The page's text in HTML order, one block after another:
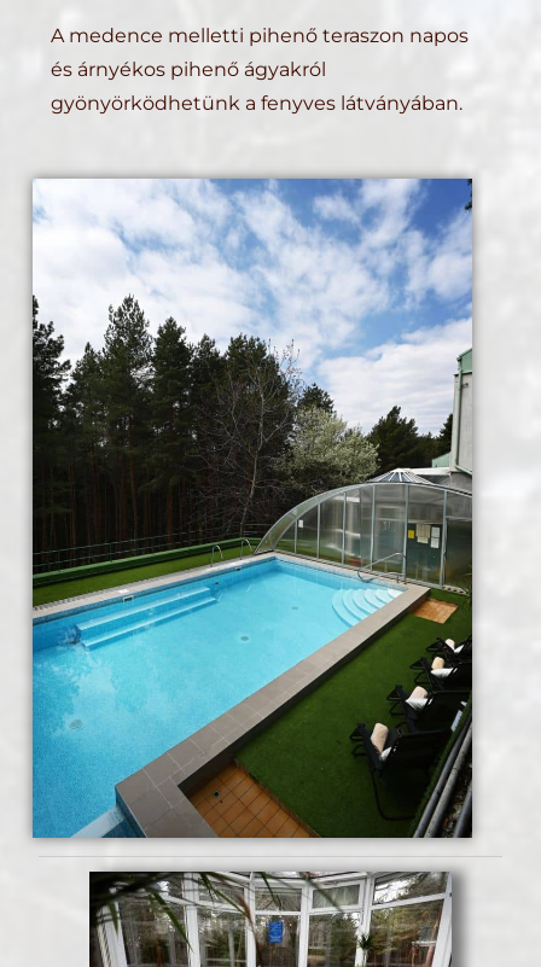
A medence melletti pihenő teraszon napos
és árnyékos pihenő ágyakról
gyönyörködhetünk a fenyves látványában.